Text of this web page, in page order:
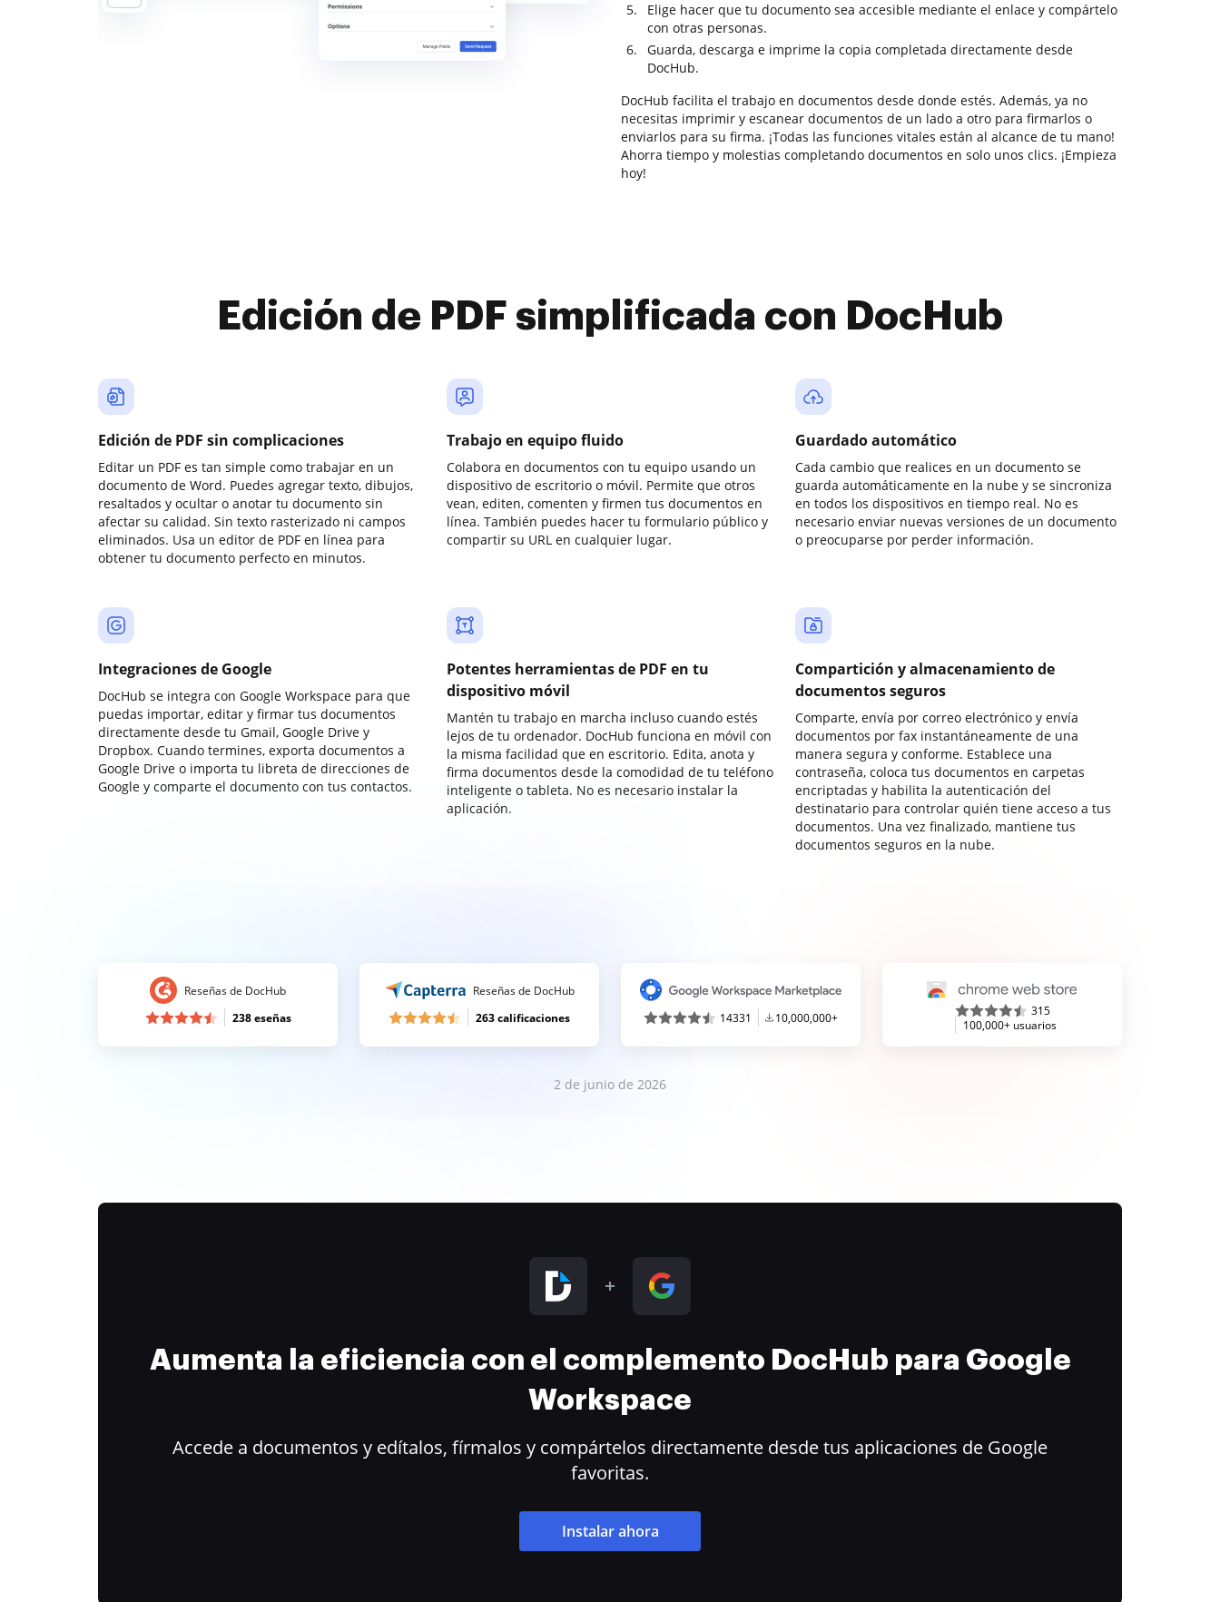
Elige hacer que tu documento sea accesible mediante el enlace y compártelo
con otras personas.
Guarda, descarga e imprime la copia completada directamente desde
DocHub.
DocHub facilita el trabajo en documentos desde donde estés. Además, ya no
necesitas imprimir y escanear documentos de un lado a otro para firmarlos o
enviarlos para su firma. ¡Todas las funciones vitales están al alcance de tu mano!
Ahorra tiempo y molestias completando documentos en solo unos clics. ¡Empieza
hoy!
Edición de PDF simplificada con DocHub
Edición de PDF sin complicaciones
Editar un PDF es tan simple como trabajar en un
documento de Word. Puedes agregar texto, dibujos,
resaltados y ocultar o anotar tu documento sin
afectar su calidad. Sin texto rasterizado ni campos
eliminados. Usa un editor de PDF en línea para
obtener tu documento perfecto en minutos.
Trabajo en equipo fluido
Colabora en documentos con tu equipo usando un
dispositivo de escritorio o móvil. Permite que otros
vean, editen, comenten y firmen tus documentos en
línea. También puedes hacer tu formulario público y
compartir su URL en cualquier lugar.
Guardado automático
Cada cambio que realices en un documento se
guarda automáticamente en la nube y se sincroniza
en todos los dispositivos en tiempo real. No es
necesario enviar nuevas versiones de un documento
o preocuparse por perder información.
Integraciones de Google
DocHub se integra con Google Workspace para que
puedas importar, editar y firmar tus documentos
directamente desde tu Gmail, Google Drive y
Dropbox. Cuando termines, exporta documentos a
Google Drive o importa tu libreta de direcciones de
Google y comparte el documento con tus contactos.
Potentes herramientas de PDF en tu
dispositivo móvil
Mantén tu trabajo en marcha incluso cuando estés
lejos de tu ordenador. DocHub funciona en móvil con
la misma facilidad que en escritorio. Edita, anota y
firma documentos desde la comodidad de tu teléfono
inteligente o tableta. No es necesario instalar la
aplicación.
Compartición y almacenamiento de
documentos seguros
Comparte, envía por correo electrónico y envía
documentos por fax instantáneamente de una
manera segura y conforme. Establece una
contraseña, coloca tus documentos en carpetas
encriptadas y habilita la autenticación del
destinatario para controlar quién tiene acceso a tus
documentos. Una vez finalizado, mantiene tus
documentos seguros en la nube.
Reseñas de DocHub
238 eseñas
Reseñas de DocHub
263 calificaciones
14331 10,000,000+
315
100,000+ usuarios
2 de junio de 2026
Aumenta la eficiencia con el complemento DocHub para Google
Workspace
Accede a documentos y edítalos, fírmalos y compártelos directamente desde tus aplicaciones de Google
favoritas.
Instalar ahora